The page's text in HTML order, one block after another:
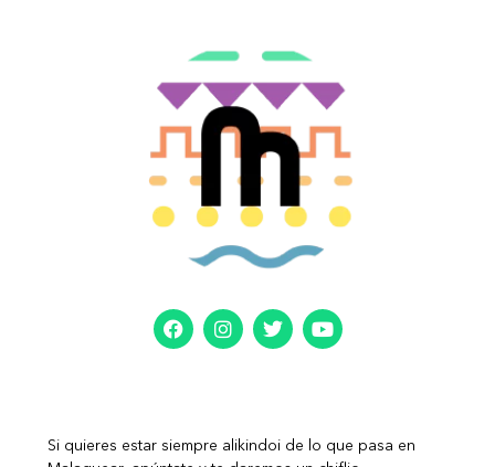
Si quieres estar siempre alikindoi de lo que pasa en